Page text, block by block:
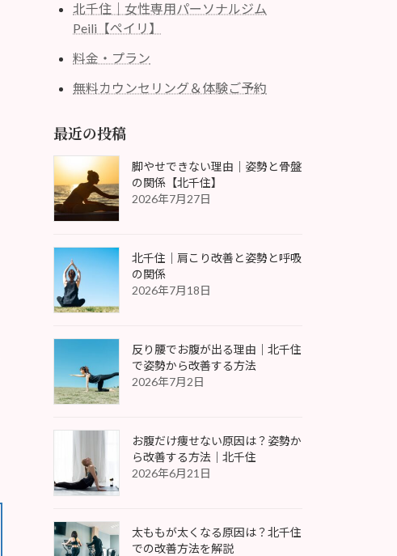
北千住｜女性専用パーソナルジム
Peili【ペイリ】
料金・プラン
無料カウンセリング＆体験ご予約
最近の投稿
脚やせできない理由｜姿勢と骨盤
の関係【北千住】
2026年7月27日
北千住｜肩こり改善と姿勢と呼吸
の関係
2026年7月18日
反り腰でお腹が出る理由｜北千住
で姿勢から改善する方法
2026年7月2日
お腹だけ痩せない原因は？姿勢か
ら改善する方法｜北千住
2026年6月21日
太ももが太くなる原因は？北千住
での改善方法を解説